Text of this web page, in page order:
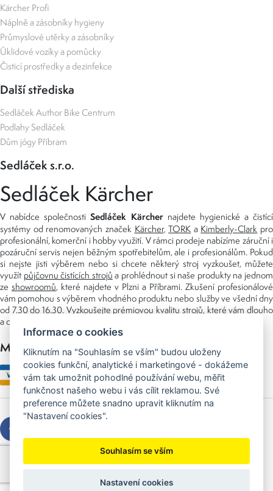
Kärcher Profi
Náplně a zásobníky hygieny
Průmyslové utěrky a zásobníky
Úklidové vozíky a pomůcky
Čisticí prostředky a dezinfekce
Další střediska
Sedláček Author Bike Centrum
Podlahy Sedláček
Dům jógy Příbram
Sedláček s.r.o.
Sedláček Kärcher
V nabídce společnostiSedláček Kärchernajdete hygienické a čistící
systémy od renomovaných značek Kärcher,TORK a Kimberly-Clark pro
profesionální, komerční i hobby využití. V rámci prodeje nabízíme záruční i
pozáruční servis nejen běžným spotřebitelům, ale i profesionálům. Pokud
si nejste jisti výběrem nebo si chcete některý stroj vyzkoušet, můžete
využít půjčovnu čistících strojů a prohlédnout si naše produkty na jednom
ze showroomů, které najdete v Plzni a Příbrami. Zkušení profesionálové
vám pomohou s výběrem vhodného produktu nebo služby ve všední dny
od 7.30 do 16.30. Vyzkoušejte prémiovou kvalitu strojů, které vám dlouho
a dobře poslouží nejen doma, ale i v zaměstnání.
Možnosti platby
Copyright © 2026 Sedláček s.r.o.
Created byOLC Webdesign
Informace o cookies
Kliknutím na "Souhlasím se vším" budou uloženy
cookies funkční, analytické i marketingové - dokážeme
vám tak umožnit pohodlné používání webu, měřit
funkčnost našeho webu i vás cílit reklamou. Své
preference můžete snadno upravit kliknutím na
"Nastavení cookies".
Souhlasím se vším
Nastavení cookies